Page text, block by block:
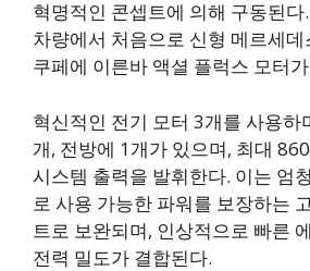
혁명적인 콘셉트에 의해 구동된
차량에서 처음으로 신형 메르세
쿠페에 이른바 액셜 플럭스 모터
혁신적인 전기 모터 3개를 사용하
개, 전방에 1개가 있으며, 최대
시스템 출력을 발휘한다. 이는 엄
로 사용 가능한 파워를 보장하는
트로 보완되며, 인상적으로 빠른
전력 밀도가 결합된다.